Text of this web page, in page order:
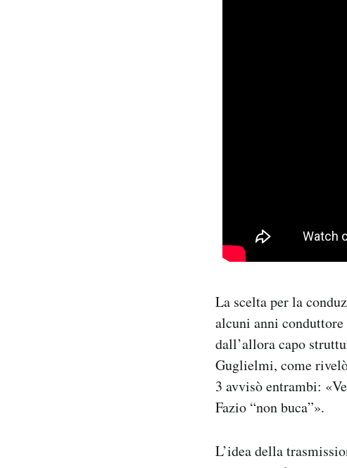
La scelta per la
alcuni anni
dall’allora capo
Guglielmi, come
3 avvisò entrambi:
Fazio “non buca”».
L’idea della